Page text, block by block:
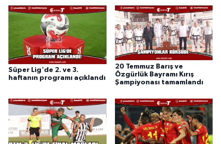
Süper Lig'de 2. ve 3.
haftanın programı açıklandı
20 Temmuz Barış ve
Özgürlük Bayramı Kırış
Şampiyonası tamamlandı